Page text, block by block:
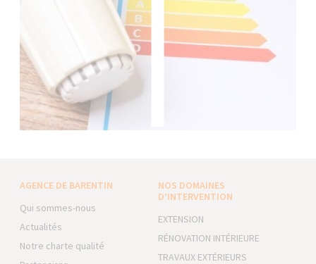
AGENCE DE BARENTIN
Qui sommes-nous
Actualités
Notre charte qualité
NOS DOMAINES
D’INTERVENTION
EXTENSION
RÉNOVATION INTÉRIEURE
TRAVAUX EXTÉRIEURS